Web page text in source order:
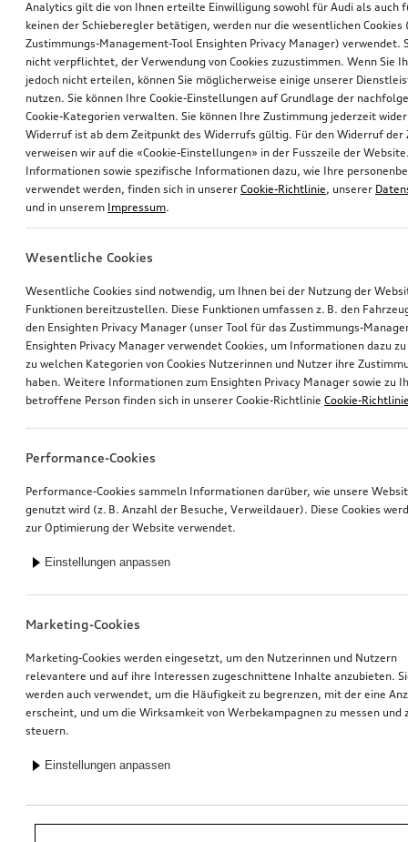
*Unverbindliche Preisempfehlung der Importeurin AMAG Import AG. Inkl.
gesetzlicher MwSt. Preise beim Audi Partner können abweichen; weitere
Analytics gilt die von Ihnen erteilte Einwilligung sowohl für Audi als auch
keinen der Schieberegler betätigen, werden nur die wesentlichen Cookies
Zustimmungs-Management-Tool Ensighten Privacy Manager) verwendet.
nicht verpflichtet, der Verwendung von Cookies zuzustimmen. Wenn Sie
jedoch nicht erteilen, können Sie möglicherweise einige unserer
nutzen. Sie können Ihre Cookie-Einstellungen auf Grundlage der
Cookie-Kategorien verwalten. Sie können Ihre Zustimmung jederzeit
Widerruf ist ab dem Zeitpunkt des Widerrufs gültig. Für den Widerruf der
verweisen wir auf die «Cookie-Einstellungen» in der Fusszeile der
Informationen sowie spezifische Informationen dazu, wie Ihre
verwendet werden, finden sich in unserer Cookie-Richtlinie, unserer
und in unserem Impressum.
Wesentliche Cookies
Wesentliche Cookies sind notwendig, um Ihnen bei der Nutzung der
Funktionen bereitzustellen. Diese Funktionen umfassen z. B. den
den Ensighten Privacy Manager (unser Tool für das Zustimmungs-
Ensighten Privacy Manager verwendet Cookies, um Informationen dazu
zu welchen Kategorien von Cookies Nutzerinnen und Nutzer ihre
haben. Weitere Informationen zum Ensighten Privacy Manager sowie zu
betroffene Person finden sich in unserer Cookie-Richtlinie Cookie-
Performance-Cookies
Performance-Cookies sammeln Informationen darüber, wie unsere
genutzt wird (z. B. Anzahl der Besuche, Verweildauer). Diese Cookies
zur Optimierung der Website verwendet.
Einstellungen anpassen
Marketing-Cookies
Marketing-Cookies werden eingesetzt, um den Nutzerinnen und Nutzern
relevantere und auf ihre Interessen zugeschnittene Inhalte anzubieten.
werden auch verwendet, um die Häufigkeit zu begrenzen, mit der eine
erscheint, und um die Wirksamkeit von Werbekampagnen zu messen und
steuern.
Einstellungen anpassen